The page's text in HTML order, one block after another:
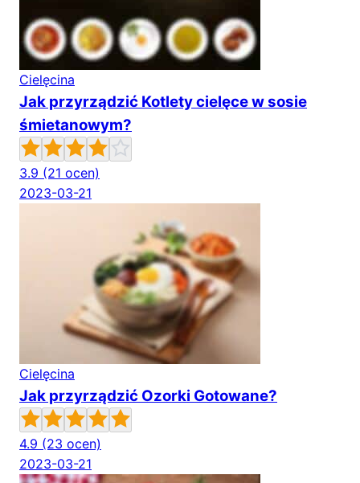
Cielęcina
Jak przyrządzić Kotlety cielęce w sosie
śmietanowym?
3.9 (21 ocen)
2023-03-21
Cielęcina
Jak przyrządzić Ozorki Gotowane?
4.9 (23 ocen)
2023-03-21